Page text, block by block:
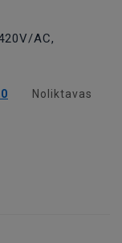
AC,
Noliktavas